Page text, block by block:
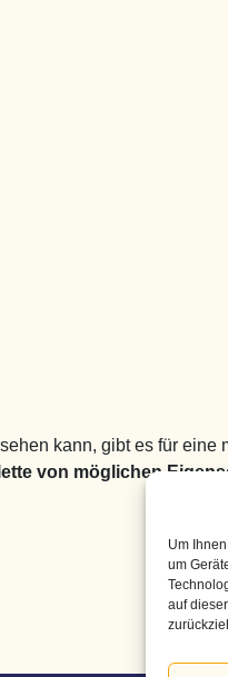
Um
um
auf
kann, gibt es für eine
von möglichen